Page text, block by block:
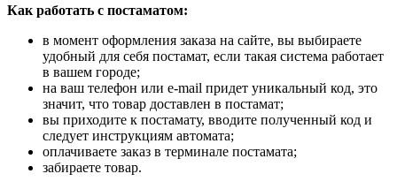
Как работать с постаматом:
в момент оформления заказа на сайте, вы выбираете
удобный для себя постамат, если такая система работает
в вашем городе;
на ваш телефон или e-mail придет уникальный код, это
значит, что товар доставлен в постамат;
вы приходите к постамату, вводите полученный код и
следует инструкциям автомата;
оплачиваете заказ в терминале постамата;
забираете товар.